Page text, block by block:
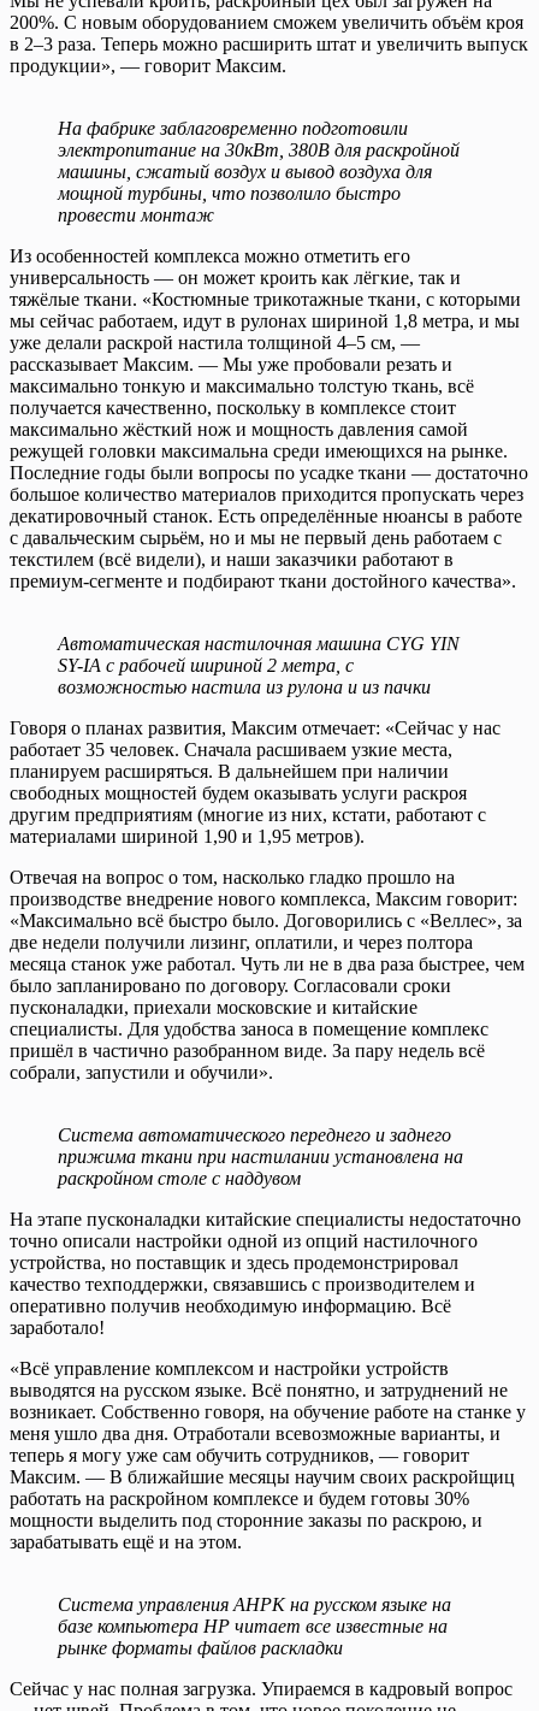
200%. С новым оборудованием сможем увеличить объём кроя
в 2–3 раза. Теперь можно расширить штат и увеличить выпуск
продукции», — говорит Максим.
На фабрике заблаговременно подготовили
электропитание на 30кВт, 380В для раскройной
машины, сжатый воздух и вывод воздуха для
мощной турбины, что позволило быстро
провести монтаж
Из особенностей комплекса можно отметить его
универсальность — он может кроить как лёгкие, так и
тяжёлые ткани. «Костюмные трикотажные ткани, с которыми
мы сейчас работаем, идут в рулонах шириной 1,8 метра, и мы
уже делали раскрой настила толщиной 4–5 см, —
рассказывает Максим. — Мы уже пробовали резать и
максимально тонкую и максимально толстую ткань, всё
получается качественно, поскольку в комплексе стоит
максимально жёсткий нож и мощность давления самой
режущей головки максимальна среди имеющихся на рынке.
Последние годы были вопросы по усадке ткани — достаточно
большое количество материалов приходится пропускать через
декатировочный станок. Есть определённые нюансы в работе
с давальческим сырьём, но и мы не первый день работаем с
текстилем (всё видели), и наши заказчики работают в
премиум-сегменте и подбирают ткани достойного качества».
Автоматическая настилочная машина CYG YIN
SY-IA с рабочей шириной 2 метра, с
возможностью настила из рулона и из пачки
Говоря о планах развития, Максим отмечает: «Сейчас у нас
работает 35 человек. Сначала расшиваем узкие места,
планируем расширяться. В дальнейшем при наличии
свободных мощностей будем оказывать услуги раскроя
другим предприятиям (многие из них, кстати, работают с
материалами шириной 1,90 и 1,95 метров).
Отвечая на вопрос о том, насколько гладко прошло на
производстве внедрение нового комплекса, Максим говорит:
«Максимально всё быстро было. Договорились с «Веллес», за
две недели получили лизинг, оплатили, и через полтора
месяца станок уже работал. Чуть ли не в два раза быстрее, чем
было запланировано по договору. Согласовали сроки
пусконаладки, приехали московские и китайские
специалисты. Для удобства заноса в помещение комплекс
пришёл в частично разобранном виде. За пару недель всё
собрали, запустили и обучили».
Система автоматического переднего и заднего
прижима ткани при настилании установлена на
раскройном столе с наддувом
На этапе пусконаладки китайские специалисты недостаточно
точно описали настройки одной из опций настилочного
устройства, но поставщик и здесь продемонстрировал
качество техподдержки, связавшись с производителем и
оперативно получив необходимую информацию. Всё
заработало!
«Всё управление комплексом и настройки устройств
выводятся на русском языке. Всё понятно, и затруднений не
возникает. Собственно говоря, на обучение работе на станке у
меня ушло два дня. Отработали всевозможные варианты, и
теперь я могу уже сам обучить сотрудников, — говорит
Максим. — В ближайшие месяцы научим своих раскройщиц
работать на раскройном комплексе и будем готовы 30%
мощности выделить под сторонние заказы по раскрою, и
зарабатывать ещё и на этом.
Система управления АНРК на русском языке на
базе компьютера HP читает все известные на
рынке форматы файлов раскладки
Сейчас у нас полная загрузка. Упираемся в кадровый вопрос